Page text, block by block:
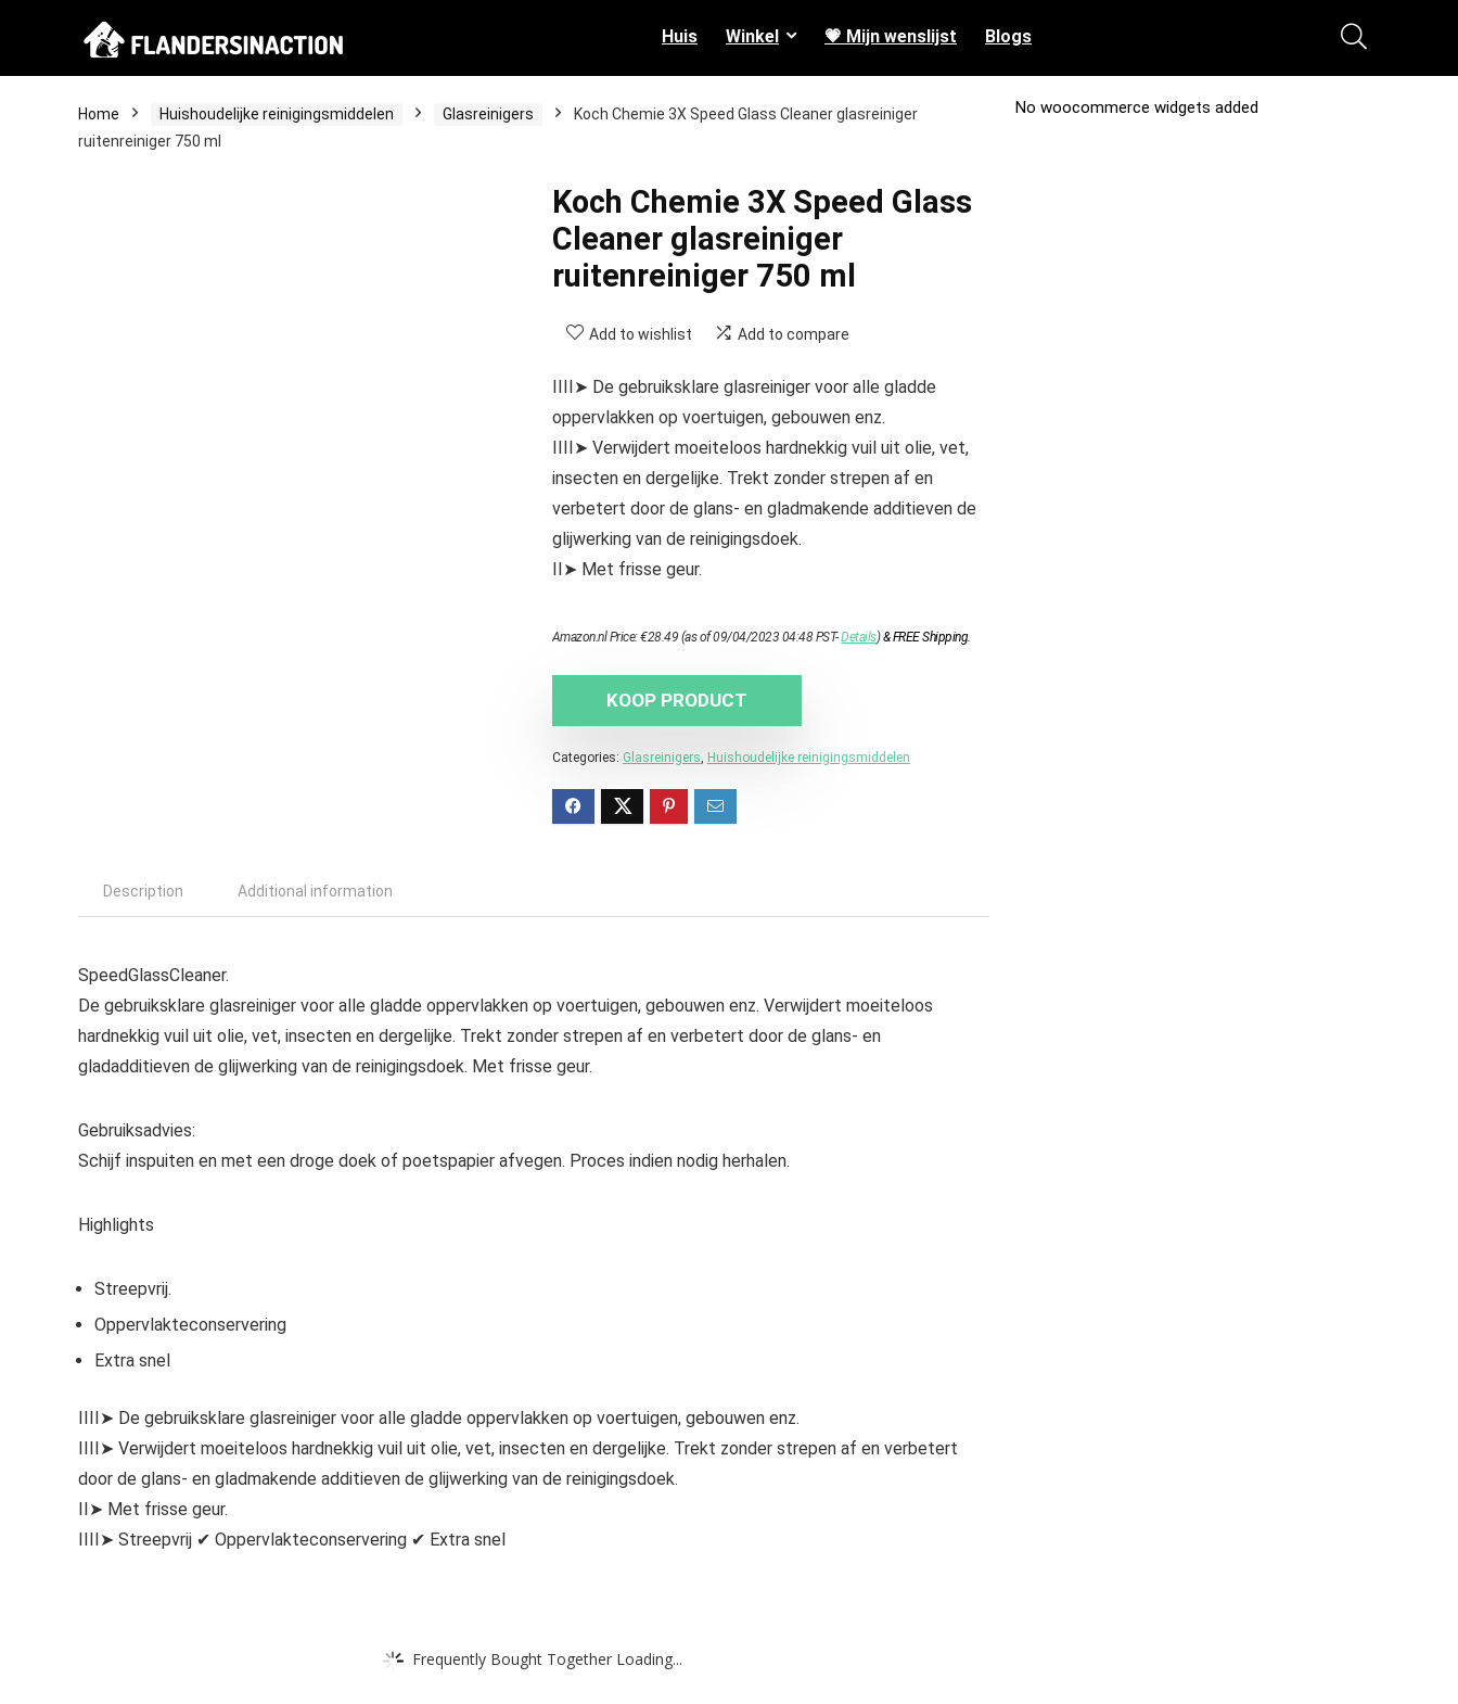
Huis Winkel 💗 Mijn wenslijst Blogs
Home Huishoudelijke reinigingsmiddelen Glasreinigers
Koch Chemie 3X Speed Glass Cleaner glasreiniger
ruitenreiniger 750 ml
Koch Chemie 3X Speed Glass
Cleaner glasreiniger
ruitenreiniger 750 ml
Add to wishlist Add to compare
IIII➤ De gebruiksklare glasreiniger voor alle gladde
oppervlakken op voertuigen, gebouwen enz.
IIII➤ Verwijdert moeiteloos hardnekkig vuil uit olie, vet,
insecten en dergelijke. Trekt zonder strepen af en
verbetert door de glans- en gladmakende additieven de
glijwerking van de reinigingsdoek.
II➤ Met frisse geur.
Amazon.nl Price:€28.49 (as of 09/04/2023 04:48 PST-Details)&FREE Shipping.
KOOP PRODUCT
Categories: Glasreinigers, Huishoudelijke reinigingsmiddelen
Description Additional information
SpeedGlassCleaner.
De gebruiksklare glasreiniger voor alle gladde oppervlakken op voertuigen, gebouwen enz. Verwijdert moeiteloos
hardnekkig vuil uit olie, vet, insecten en dergelijke. Trekt zonder strepen af en verbetert door de glans- en
gladadditieven de glijwerking van de reinigingsdoek. Met frisse geur.
Gebruiksadvies:
Schijf inspuiten en met een droge doek of poetspapier afvegen. Proces indien nodig herhalen.
Highlights
Streepvrij.
Oppervlakteconservering
Extra snel
IIII➤ De gebruiksklare glasreiniger voor alle gladde oppervlakken op voertuigen, gebouwen enz.
IIII➤ Verwijdert moeiteloos hardnekkig vuil uit olie, vet, insecten en dergelijke. Trekt zonder strepen af en verbetert
door de glans- en gladmakende additieven de glijwerking van de reinigingsdoek.
II➤ Met frisse geur.
IIII➤ Streepvrij ✔ Oppervlakteconservering ✔ Extra snel
Frequently Bought Together Loading...
No woocommerce widgets added